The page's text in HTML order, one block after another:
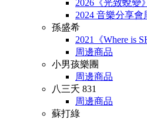
2026《光致蛻變
2024 音樂分享會
孫盛希
2021《Where is
周邊商品
小男孩樂團
周邊商品
八三夭 831
周邊商品
蘇打綠